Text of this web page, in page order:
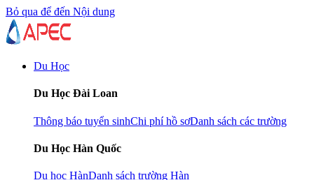
Bỏ qua để đến Nội dung
Du Học
Du Học Đài Loan
Thông báo tuyển sinhChi phí hồ sơDanh sách các trường
Du Học Hàn Quốc
Du học HànDanh sách trường Hàn